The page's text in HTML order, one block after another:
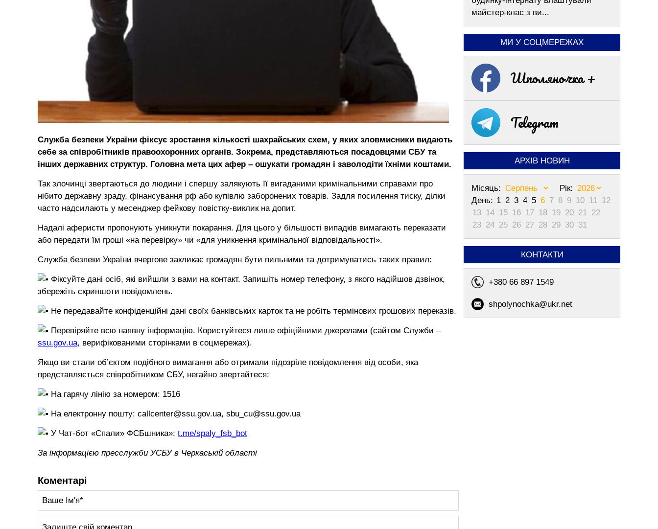
Служба безпеки України фіксує зростання кількості шахрайських схем, у яких зловмисники видають
себе за співробітників правоохоронних органів. Зокрема, представляються посадовцями СБУ та
інших державних структур. Головна мета цих афер – ошукати громадян і заволодіти їхніми коштами.
Так злочинці звертаються до людини і спершу залякують її вигаданими кримінальними справами про
нібито державну зраду, фінансування рф або купівлю заборонених товарів. Задля посилення тиску, ділки
часто надсилають у месенджер фейкову повістку-виклик на допит.
Надалі аферисти пропонують уникнути покарання. Для цього у більшості випадків вимагають переказати
або передати їм гроші «на перевірку» чи «для уникнення кримінальної відповідальності».
Служба безпеки України вчергове закликає громадян бути пильними та дотримуватись таких правил:
Фіксуйте дані осіб, які вийшли з вами на контакт. Запишіть номер телефону, з якого надійшов дзвінок,
збережіть скриншоти повідомлень.
⁠Не передавайте конфіденційні дані своїх банківських карток та не робіть термінових грошових переказів.
⁠Перевіряйте всю наявну інформацію. Користуйтеся лише офіційними джерелами (сайтом Служби –
ssu.gov.ua, верифікованими сторінками в соцмережах).
Якщо ви стали об’єктом подібного вимагання або отримали підозріле повідомлення від особи, яка
представляється співробітником СБУ, негайно звертайтеся:
⁠На гарячу лінію за номером: 1516
⁠На електронну пошту: callcenter@ssu.gov.ua, sbu_cu@ssu.gov.ua
У Чат-бот «Спали» ФСБшника»: t.me/spaly_fsb_bot
За інформацією пресслужби УСБУ в Черкаській області
Коментарі
майстер-клас з ви...
МИ У СОЦМЕРЕЖАХ
Шполяночка +
Telegram
АРХІВ НОВИН
Місяць:
Рік:
День: 1 2 3 4 5 6 7 8 9 10 11 12
13 14 15 16 17 18 19 20 21 22
23 24 25 26 27 28 29 30 31
КОНТАКТИ
+380 66 897 1549
shpolynochka@ukr.net